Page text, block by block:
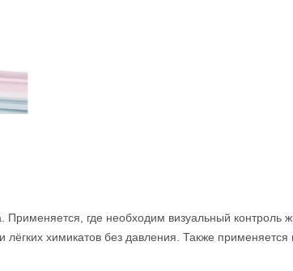
где необходим визуальный контроль
химикатов без давления. Также применяется